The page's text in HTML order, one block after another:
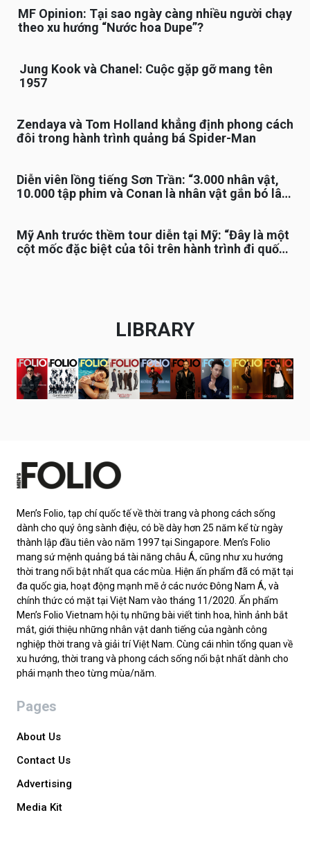
MF Opinion: Tại sao ngày càng nhiều người chạy
theo xu hướng “Nước hoa Dupe”?
Jung Kook và Chanel: Cuộc gặp gỡ mang tên
1957
Zendaya và Tom Holland khẳng định phong cách
đôi trong hành trình quảng bá Spider-Man
Diễn viên lồng tiếng Sơn Trần: “3.000 nhân vật,
10.000 tập phim và Conan là nhân vật gắn bó lâu
Mỹ Anh trước thềm tour diễn tại Mỹ: “Đây là một
cột mốc đặc biệt của tôi trên hành trình đi quốc
LIBRARY
Men’s Folio, tạp chí quốc tế về thời trang và phong cách sống
dành cho quý ông sành điệu, có bề dày hơn 25 năm kể từ ngày
thành lập đầu tiên vào năm 1997 tại Singapore. Men’s Folio
mang sứ mệnh quảng bá tài năng châu Á, cũng như xu hướng
thời trang nổi bật nhất qua các mùa. Hiện ấn phẩm đã có mặt tại
đa quốc gia, hoạt động mạnh mẽ ở các nước Đông Nam Á, và
chính thức có mặt tại Việt Nam vào tháng 11/2020. Ấn phẩm
Men’s Folio Vietnam hội tụ những bài viết tinh hoa, hình ảnh bắt
mắt, giới thiệu những nhân vật danh tiếng của ngành công
nghiệp thời trang và giải trí Việt Nam. Cùng cái nhìn tổng quan về
xu hướng, thời trang và phong cách sống nổi bật nhất dành cho
phái mạnh theo từng mùa/năm.
Pages
About Us
Contact Us
Advertising
Media Kit